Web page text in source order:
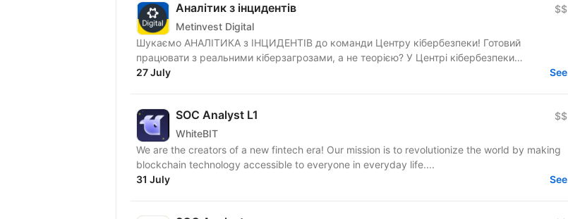
Аналітик з інцидентів
Metinvest Digital
$$
Шукаємо АНАЛІТИКА з ІНЦИДЕНТІВ до команди Центру кібербезпеки! Готовий
працювати з реальними кіберзагрозами, а не теорією? У Центрі кібербезпеки
Metinvest...
27 July See
SOC Analyst L1
WhiteBIT
$$
We are the creators of a new fintech era! Our mission is to revolutionize the world by making
blockchain technology accessible to everyone in everyday life....
31 July
See